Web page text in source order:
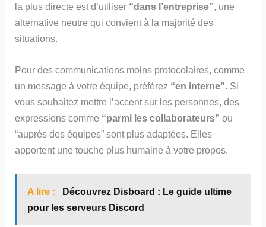
la plus directe est d’utiliser “dans l’entreprise”, une
alternative neutre qui convient à la majorité des
situations.
Pour des communications moins protocolaires, comme
un message à votre équipe, préférez “en interne”. Si
vous souhaitez mettre l’accent sur les personnes, des
expressions comme “parmi les collaborateurs” ou
“auprès des équipes” sont plus adaptées. Elles
apportent une touche plus humaine à votre propos.
A lire :
Découvrez Disboard : Le guide ultime
pour les serveurs Discord